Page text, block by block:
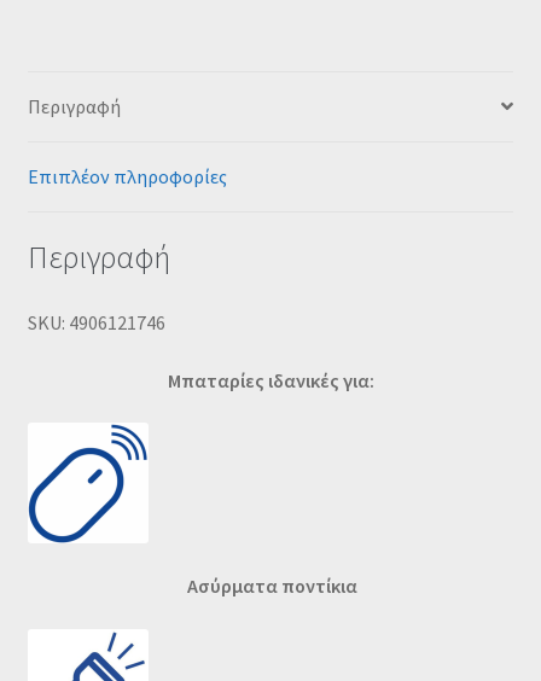
Περιγραφή
Επιπλέον πληροφορίες
Περιγραφή
SKU: 4906121746
Μπαταρίες ιδανικές για:
Ασύρματα ποντίκια